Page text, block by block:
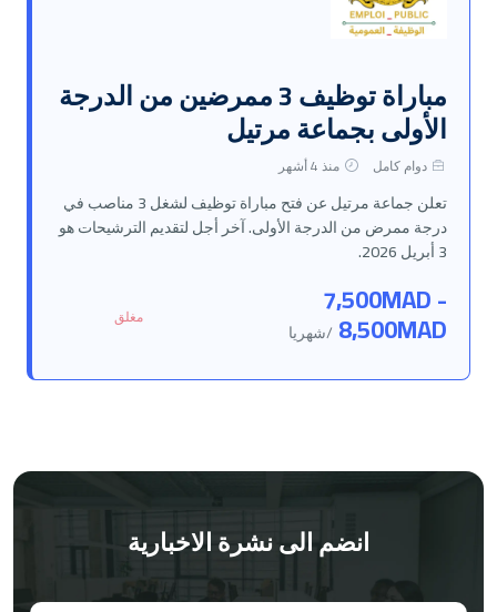
مباراة توظيف 3 ممرضين من الدرجة
الأولى بجماعة مرتيل
دوام كامل منذ 4 أشهر
تعلن جماعة مرتيل عن فتح مباراة توظيف لشغل 3 مناصب في
درجة ممرض من الدرجة الأولى. آخر أجل لتقديم الترشيحات هو
3 أبريل 2026.
7,500MAD -
8,500MAD /شهريا
مغلق
انضم الى نشرة الاخبارية